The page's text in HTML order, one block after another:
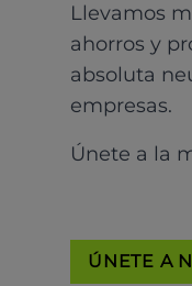
Llevamos
ahorros y
absoluta
empresas.
Únete a la
ÚNETE A